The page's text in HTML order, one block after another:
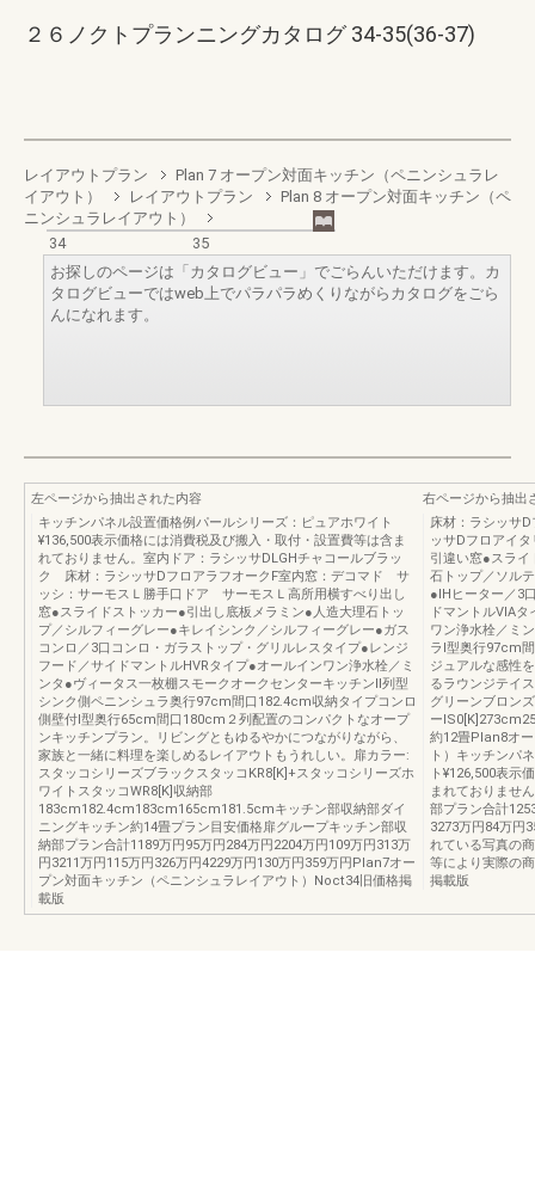
２６ノクトプランニングカタログ 34-35(36-37)
レイアウトプラン
Plan 7 オープン対面キッチン（ペニンシュラレ
イアウト）
レイアウトプラン
Plan 8 オープン対面キッチン（ペ
ニンシュラレイアウト）
34
35
お探しのページは「カタログビュー」でごらんいただけます。カ
タログビューではweb上でパラパラめくりながらカタログをごら
んになれます。
左ページから抽出された内容
キッチンパネル設置価格例パールシリーズ：ピュアホワイト
¥136,500表示価格には消費税及び搬入・取付・設置費等は含ま
れておりません。室内ドア：ラシッサDLGHチャコールブラッ
ク 床材：ラシッサDフロアラフオークF室内窓：デコマド サ
ッシ：サーモスＬ勝手口ドア サーモスＬ高所用横すべり出し
窓●スライドストッカー●引出し底板メラミン●人造大理石トッ
プ／シルフィーグレー●キレイシンク／シルフィーグレー●ガス
コンロ／3口コンロ・ガラストップ・グリルレスタイプ●レンジ
フード／サイドマントルHVRタイプ●オールインワン浄水栓／ミ
ンタ●ヴィータス一枚棚スモークオークセンターキッチンⅡ列型
シンク側ペニンシュラ奥行97cm間口182.4cm収納タイプコンロ
側壁付Ⅰ型奥行65cm間口180cm２列配置のコンパクトなオープ
ンキッチンプラン。リビングともゆるやかにつながりながら、
家族と一緒に料理を楽しめるレイアウトもうれしい。扉カラー:
スタッコシリーズブラックスタッコKR8[K]+スタッコシリーズホ
ワイトスタッコWR8[K]収納部
183cm182.4cm183cm165cm181.5cmキッチン部収納部ダイ
ニングキッチン約14畳プラン目安価格扉グループキッチン部収
納部プラン合計1189万円95万円284万円2204万円109万円313万
円3211万円115万円326万円4229万円130万円359万円Plan7オー
プン対面キッチン（ペニンシュラレイアウト）Noct34旧価格掲
載版
右ページから抽出
床材：ラシッサ
ッサDフロアイ
引違い窓●スラ
石トップ／ソル
●IHヒーター／3
ドマントルVIA
ワン浄水栓／ミ
ラⅠ型奥行97cm
ジュアルな感性
るラウンジテイ
グリーンブロン
ー
約12畳Plan8オ
ト）キッチンパ
ト¥126,500表示
まれておりませ
部プラン合計
3273万円84万円
れている写真の
等により実際の
掲載版